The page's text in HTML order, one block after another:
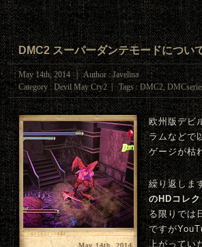
DMC2 スーパーダンテモードにつ
May 14th, 2014 | Author : Javelina
Category :Devil May Cry2| Tags :DMC2,
May 14th, 2014
欧州版デビ
ラムなどで
ゲージが枯
繰り返しま
のHDコレ
る限りでは
ですが
上がってい